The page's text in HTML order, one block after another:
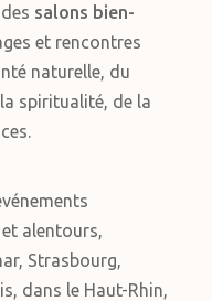
salons bien-
et rencontres
naturelle, du
spiritualité, de la
alentours,
Strasbourg,
dans le Haut-Rhin,